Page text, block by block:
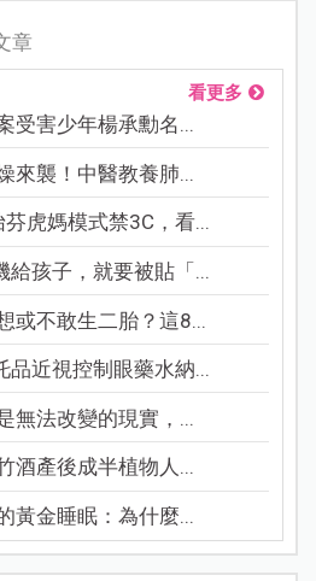
章
看更多
受害少年楊承勳名...
來襲！中醫教養肺...
虎媽模式禁3C，看...
給孩子，就要被貼「...
或不敢生二胎？這8...
品近視控制眼藥水納...
無法改變的現實，...
酒產後成半植物人...
黃金睡眠：為什麼...